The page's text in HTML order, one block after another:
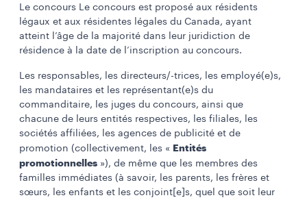
Le concours Le concours est proposé aux résidents
légaux et aux résidentes légales du Canada, ayant
atteint l’âge de la majorité dans leur juridiction de
résidence à la date de l’inscription au concours.
Les responsables, les directeurs/-trices, les employé(e)s,
les mandataires et les représentant(e)s du
commanditaire, les juges du concours, ainsi que
chacune de leurs entités respectives, les filiales, les
sociétés affiliées, les agences de publicité et de
promotion (collectivement, les « Entités
promotionnelles »), de même que les membres des
familles immédiates (à savoir, les parents, les frères et
sœurs, les enfants et les conjoint[e]s, quel que soit leur